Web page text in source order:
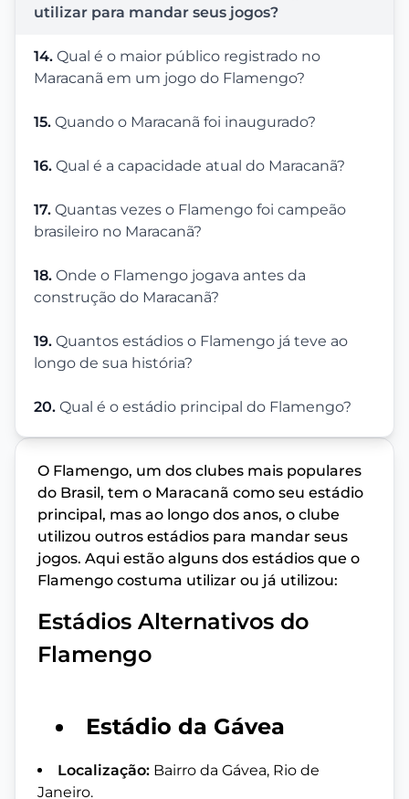
utilizar para mandar seus jogos?
14. Qual é o maior público registrado no
Maracanã em um jogo do Flamengo?
15. Quando o Maracanã foi inaugurado?
16. Qual é a capacidade atual do Maracanã?
17. Quantas vezes o Flamengo foi campeão
brasileiro no Maracanã?
18. Onde o Flamengo jogava antes da
construção do Maracanã?
19. Quantos estádios o Flamengo já teve ao
longo de sua história?
20. Qual é o estádio principal do Flamengo?
O Flamengo, um dos clubes mais populares
do Brasil, tem o Maracanã como seu estádio
principal, mas ao longo dos anos, o clube
utilizou outros estádios para mandar seus
jogos. Aqui estão alguns dos estádios que o
Flamengo costuma utilizar ou já utilizou:
Estádios Alternativos do
Flamengo
Estádio da Gávea
Localização: Bairro da Gávea, Rio de
Janeiro.